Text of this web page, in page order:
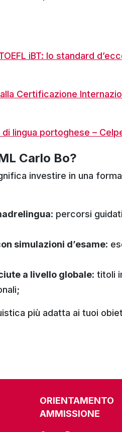
iBT: lo standard
Certificazione
lingua portoghese –
Carlo Bo?
investire in una
: percorsi
simulazioni d’esame:
a livello globale: titoli
più adatta ai tuoi
ORIENTAMENTO
AMMISSIONE